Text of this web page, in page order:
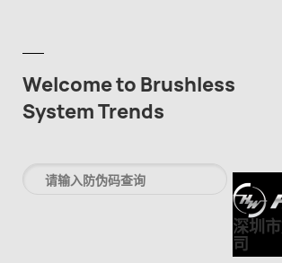
Welcome to Brushless
System Trends
深圳
司